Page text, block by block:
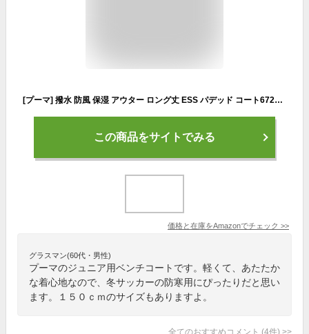
[プーマ] 撥水 防風 保湿 アウター ロング丈 ESS パデッド コート672677 キッズ 23年秋冬カラー ブラック(01) 160
この商品をサイトでみる
価格と在庫をAmazonでチェック >>
グラスマン(60代・男性)
プーマのジュニア用ベンチコートです。軽くて、あたたか
な着心地なので、冬サッカーの防寒用にぴったりだと思い
ます。１５０ｃｍのサイズもありますよ。
全てのおすすめコメント (4件) >